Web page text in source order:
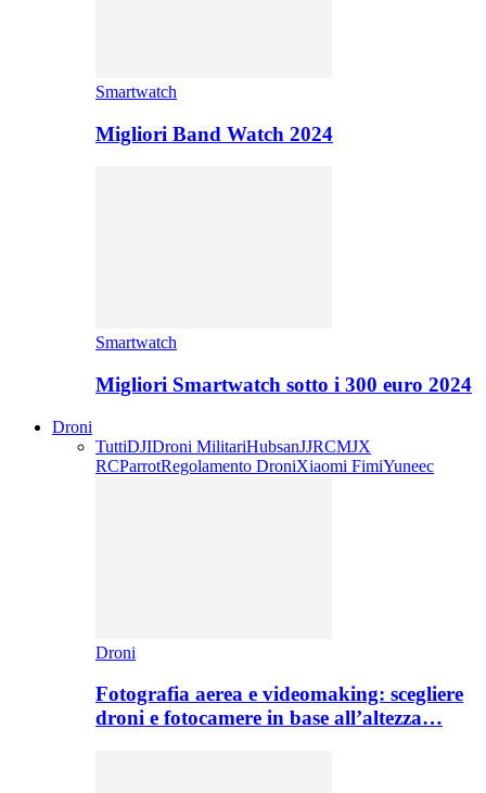
Smartwatch
Migliori Band Watch 2024
Smartwatch
Migliori Smartwatch sotto i 300 euro 2024
Droni
TuttiDJIDroni MilitariHubsanJJRCMJX
RCParrotRegolamento DroniXiaomi FimiYuneec
Droni
Fotografia aerea e videomaking: scegliere
droni e fotocamere in base all’altezza…